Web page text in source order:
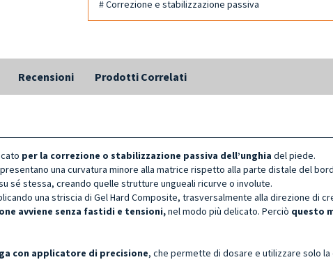
# Correzione e stabilizzazione passiva
Recensioni Prodotti Correlati
per la correzione o stabilizzazione passiva dell’unghia del piede.
una curvatura minore alla matrice rispetto alla parte distale del
sé stessa, creando quelle strutture ungueali ricurve o involute.
una striscia di Gel Hard Composite, trasversalmente alla direzione di
avviene senza fastidi e tensioni,nel modo più delicato. Perciò questo
con applicatore di precisione, che permette di dosare e utilizzare solo